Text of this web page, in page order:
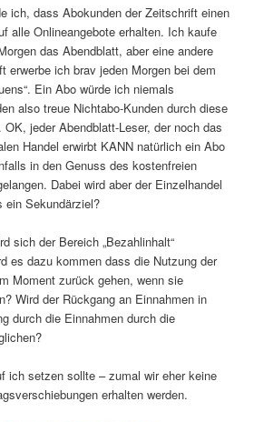
ich, dass Abokunden der Zeitschrift einen
alle Onlineangebote erhalten. Ich kaufe
das Abendblatt, aber eine andere
erwerbe ich brav jeden Morgen bei dem
Ein Abo würde ich niemals
also treue Nichtabo-Kunden durch diese
OK, jeder Abendblatt-Leser, der noch das
Handel erwirbt KANN natürlich ein Abo
in den Genuss des kostenfreien
Dabei wird aber der Einzelhandel
ein Sekundärziel?
sich der Bereich „Bezahlinhalt“
es dazu kommen dass die Nutzung der
Moment zurück gehen, wenn sie
Wird der Rückgang an Einnahmen in
durch die Einnahmen durch die
ich setzen sollte – zumal wir eher keine
erhalten werden.